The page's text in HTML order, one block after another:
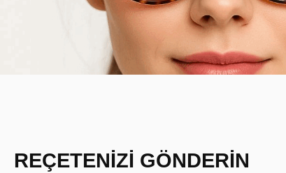
REÇETENİZİ GÖNDERİN